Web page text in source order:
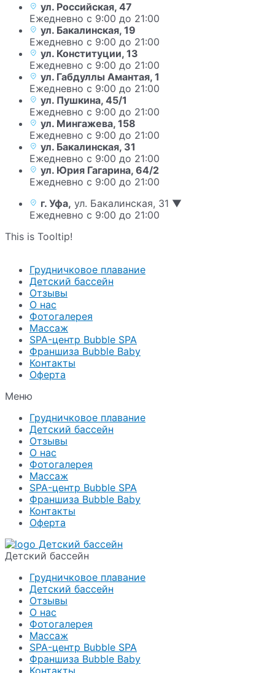
ул. Российская, 47
Ежедневно с 9:00 до 21:00
ул. Бакалинская, 19
Ежедневно с 9:00 до 21:00
ул. Конституции, 13
Ежедневно с 9:00 до 21:00
ул. Габдуллы Амантая, 1
Ежедневно с 9:00 до 21:00
ул. Пушкина, 45/1
Ежедневно с 9:00 до 21:00
ул. Мингажева, 158
Ежедневно с 9:00 до 21:00
ул. Бакалинская, 31
Ежедневно с 9:00 до 21:00
ул. Юрия Гагарина, 64/2
Ежедневно с 9:00 до 21:00
г. Уфа, ул. Бакалинская, 31 ▼
Ежедневно с 9:00 до 21:00
This is Tooltip!
Грудничковое плавание
Детский бассейн
Отзывы
О нас
Фотогалерея
Массаж
SPA-центр Bubble SPA
Франшиза Bubble Baby
Контакты
Оферта
Меню
Грудничковое плавание
Детский бассейн
Отзывы
О нас
Фотогалерея
Массаж
SPA-центр Bubble SPA
Франшиза Bubble Baby
Контакты
Оферта
Детский бассейн
Грудничковое плавание
Детский бассейн
Отзывы
О нас
Фотогалерея
Массаж
SPA-центр Bubble SPA
Франшиза Bubble Baby
Контакты